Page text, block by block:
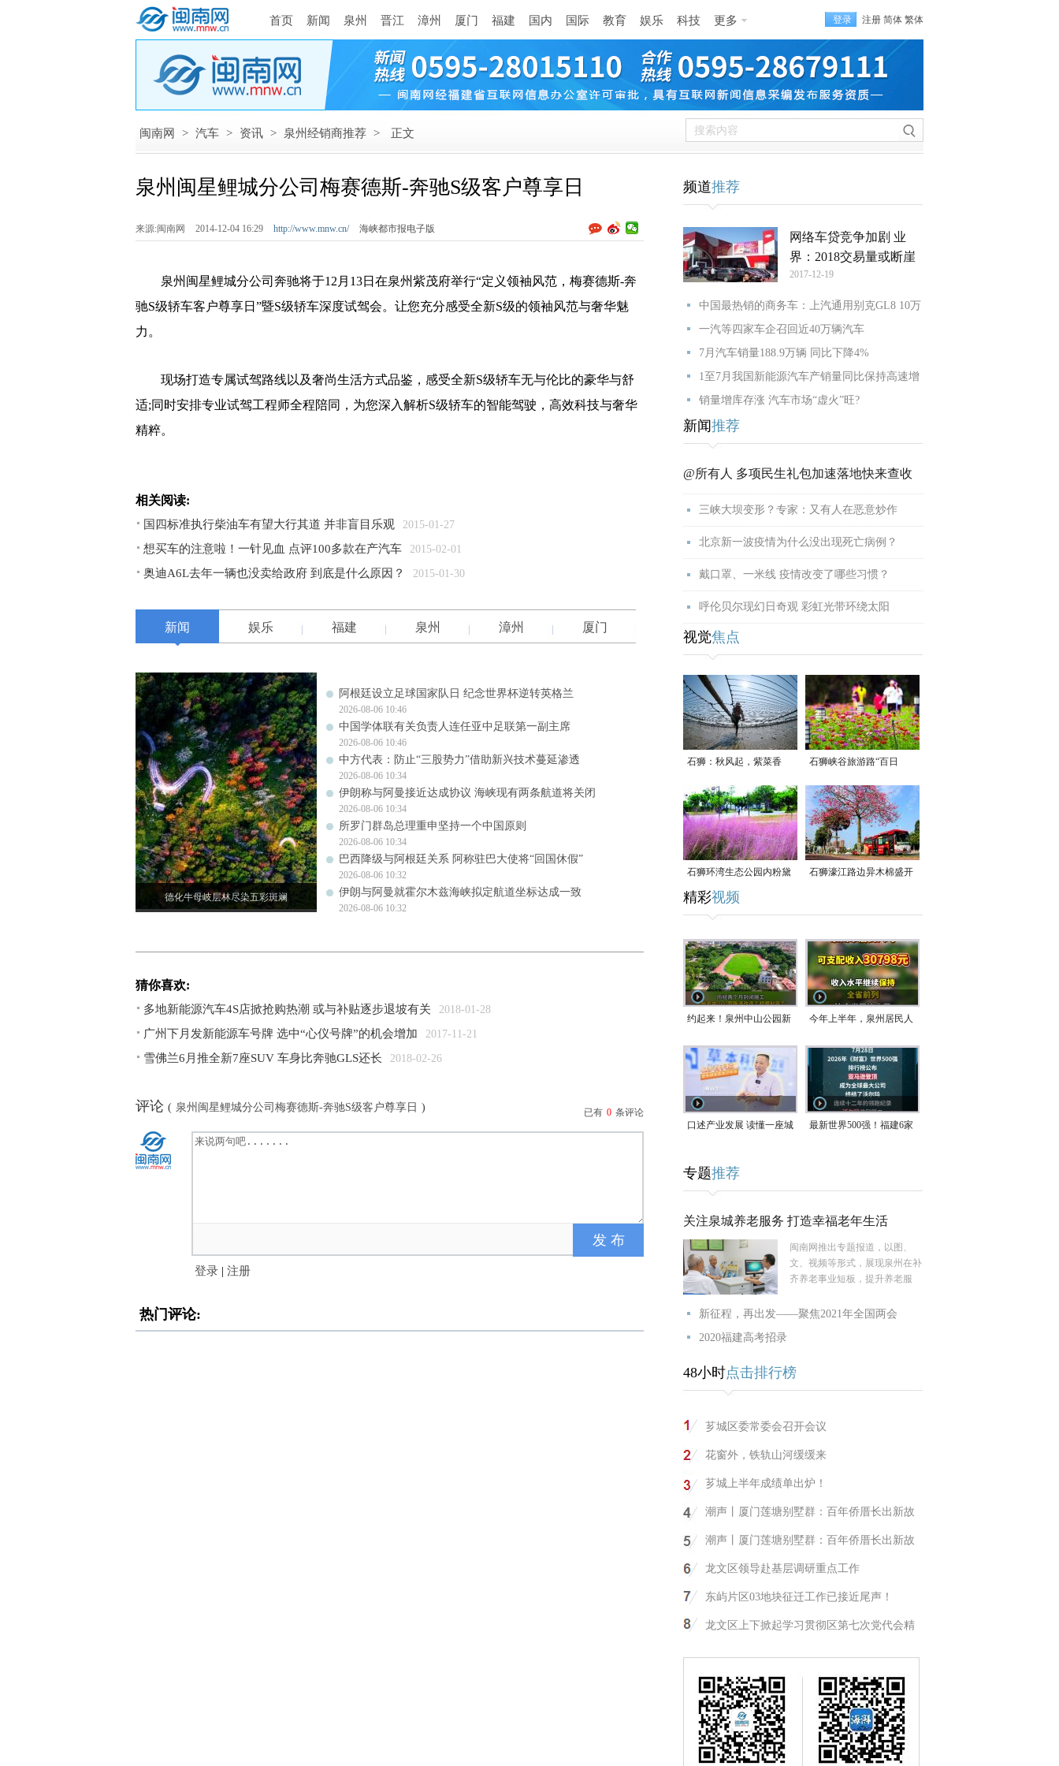
首页 新闻 泉州 晋江 漳州 厦门 福建 国内 国际 教育 娱乐 科技 更多 登录 注册 简体 繁体
闽南网 > 汽车 > 资讯 > 泉州经销商推荐 > 正文
泉州闽星鲤城分公司梅赛德斯-奔驰S级客户尊享日
来源:闽南网 2014-12-04 16:29 http://www.mnw.cn/ 海峡都市报电子版
泉州闽星鲤城分公司奔驰将于12月13日在泉州紫茂府举行“定义领袖风范，梅赛德斯-奔
驰S级轿车客户尊享日”暨S级轿车深度试驾会。让您充分感受全新S级的领袖风范与奢华魅
力。
现场打造专属试驾路线以及奢尚生活方式品鉴，感受全新S级轿车无与伦比的豪华与舒
适;同时安排专业试驾工程师全程陪同，为您深入解析S级轿车的智能驾驶，高效科技与奢华
精粹。
相关阅读:
国四标准执行柴油车有望大行其道 并非盲目乐观 2015-01-27
想买车的注意啦！一针见血 点评100多款在产汽车 2015-02-01
奥迪A6L去年一辆也没卖给政府 到底是什么原因？ 2015-01-30
新闻 娱乐 福建 泉州 漳州 厦门
德化牛母岐层林尽染五彩斑斓
阿根廷设立足球国家队日 纪念世界杯逆转英格兰
2026-08-06 10:46
中国学体联有关负责人连任亚中足联第一副主席
2026-08-06 10:46
中方代表：防止“三股势力”借助新兴技术蔓延渗透
2026-08-06 10:34
伊朗称与阿曼接近达成协议 海峡现有两条航道将关闭
2026-08-06 10:34
所罗门群岛总理重申坚持一个中国原则
2026-08-06 10:34
巴西降级与阿根廷关系 阿称驻巴大使将“回国休假”
2026-08-06 10:32
伊朗与阿曼就霍尔木兹海峡拟定航道坐标达成一致
2026-08-06 10:32
猜你喜欢:
多地新能源汽车4S店掀抢购热潮 或与补贴逐步退坡有关 2018-01-28
广州下月发新能源车号牌 选中“心仪号牌”的机会增加 2017-11-21
雪佛兰6月推全新7座SUV 车身比奔驰GLS还长 2018-02-26
评论 ( 泉州闽星鲤城分公司梅赛德斯-奔驰S级客户尊享日 ) 已有 0 条评论
登录 | 注册
热门评论:
频道推荐
网络车贷竞争加剧 业
界：2018交易量或断崖
2017-12-19
中国最热销的商务车：上汽通用别克GL8 10万
一汽等四家车企召回近40万辆汽车
7月汽车销量188.9万辆 同比下降4%
1至7月我国新能源汽车产销量同比保持高速增
销量增库存涨 汽车市场“虚火”旺?
新闻推荐
@所有人 多项民生礼包加速落地快来查收
三峡大坝变形？专家：又有人在恶意炒作
北京新一波疫情为什么没出现死亡病例？
戴口罩、一米线 疫情改变了哪些习惯？
呼伦贝尔现幻日奇观 彩虹光带环绕太阳
视觉焦点
石狮：秋风起，紫菜香 石狮峡谷旅游路“百日
草”争相斗艳
石狮环湾生态公园内粉黛
乱子草盛放
石狮濠江路边异木棉盛开
精彩视频
约起来！泉州中山公园新 今年上半年，泉州居民人
口述产业发展 读懂一座城
家，率先研发草本卫生巾
最新世界500强！福建6家
专题推荐
关注泉城养老服务 打造幸福老年生活
闽南网推出专题报道，以图、
文、视频等形式，展现泉州在补
齐养老事业短板，提升养老服
新征程，再出发——聚焦2021年全国两会
2020福建高考招录
48小时点击排行榜
芗城区委常委会召开会议
花窗外，铁轨山河缓缓来
芗城上半年成绩单出炉！
潮声丨厦门莲塘别墅群：百年侨厝长出新故
潮声丨厦门莲塘别墅群：百年侨厝长出新故
龙文区领导赴基层调研重点工作
东屿片区03地块征迁工作已接近尾声！
龙文区上下掀起学习贯彻区第七次党代会精